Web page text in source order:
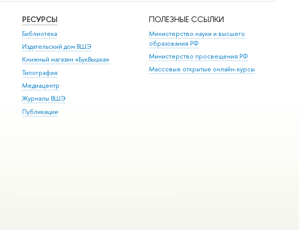
РЕСУРСЫ
Библиотека
Издательский дом ВШЭ
Книжный магазин «БукВышка»
Типография
Медиацентр
Журналы ВШЭ
Публикации
ПОЛЕЗНЫЕ ССЫЛКИ
Министерство науки и высшего
образования РФ
Министерство просвещения РФ
Массовые открытые онлайн-курсы